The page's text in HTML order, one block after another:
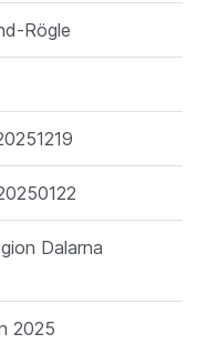
Rögle
Dalarna
2025